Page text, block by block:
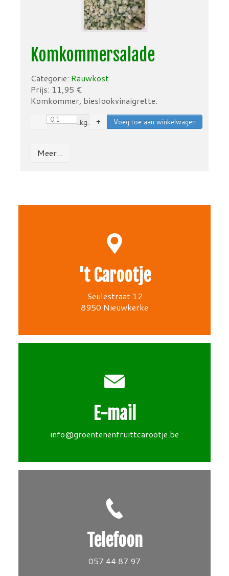
Komkommersalade
Categorie: Rauwkost
Prijs: 11,95 €
Komkommer, bieslookvinaigrette.
− kg +
Meer...
't Carootje
Seulestraat 12
8950 Nieuwkerke
E-mail
info@groentenenfruittcarootje.be
Telefoon
057 44 87 97